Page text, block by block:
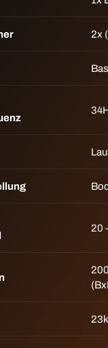
2x
20